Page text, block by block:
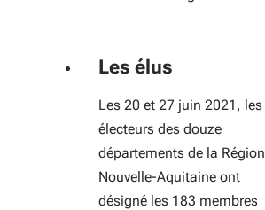
Les élus
Les 20 et 27 juin 2021, les
électeurs des douze
départements de la Région
Nouvelle-Aquitaine ont
désigné les 183 membres